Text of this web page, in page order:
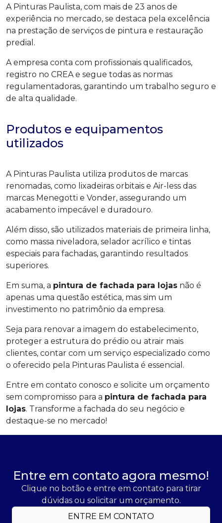
A Pinturas Paulista, com mais de 23 anos de
experiência no mercado, se destaca pela excelência
na prestação de serviços de pintura e restauração
predial.
A empresa conta com profissionais qualificados,
registro no CREA e segue todas as normas
regulamentadoras, garantindo um trabalho seguro e
de alta qualidade.
Produtos e equipamentos
utilizados
A Pinturas Paulista utiliza produtos de marcas
renomadas, como lixadeiras orbitais e Air-less das
marcas Menegotti e Vonder, assegurando um
acabamento impecável e duradouro.
Além disso, são utilizados materiais de primeira linha,
como massa niveladora, selador acrílico e tintas
especiais para fachadas, garantindo resultados
superiores.
Em suma, a pintura de fachada para lojas não é
apenas uma questão estética, mas sim um
investimento no patrimônio da empresa.
Seja para renovar a imagem do estabelecimento,
proteger a estrutura do prédio ou atrair mais
clientes, contar com um serviço especializado como
o oferecido pela Pinturas Paulista é essencial.
Entre em contato conosco e solicite um orçamento
sem compromisso para a pintura de fachada para
lojas. Transforme a fachada do seu negócio e
destaque-se no mercado!
Entre em contato agora mesmo!
Clique no botão e entre em contato para tirar
dúvidas ou solicitar um orçamento.
ENTRE EM CONTATO